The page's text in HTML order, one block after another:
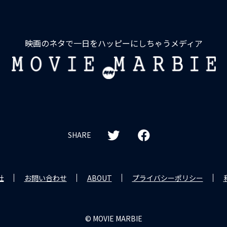
映画のネタで一日をハッピーにしちゃうメディア
MOVIE
MARBIE
SHARE
お問い合わせ ABOUT プライバシーポリシー
© MOVIE MARBIE